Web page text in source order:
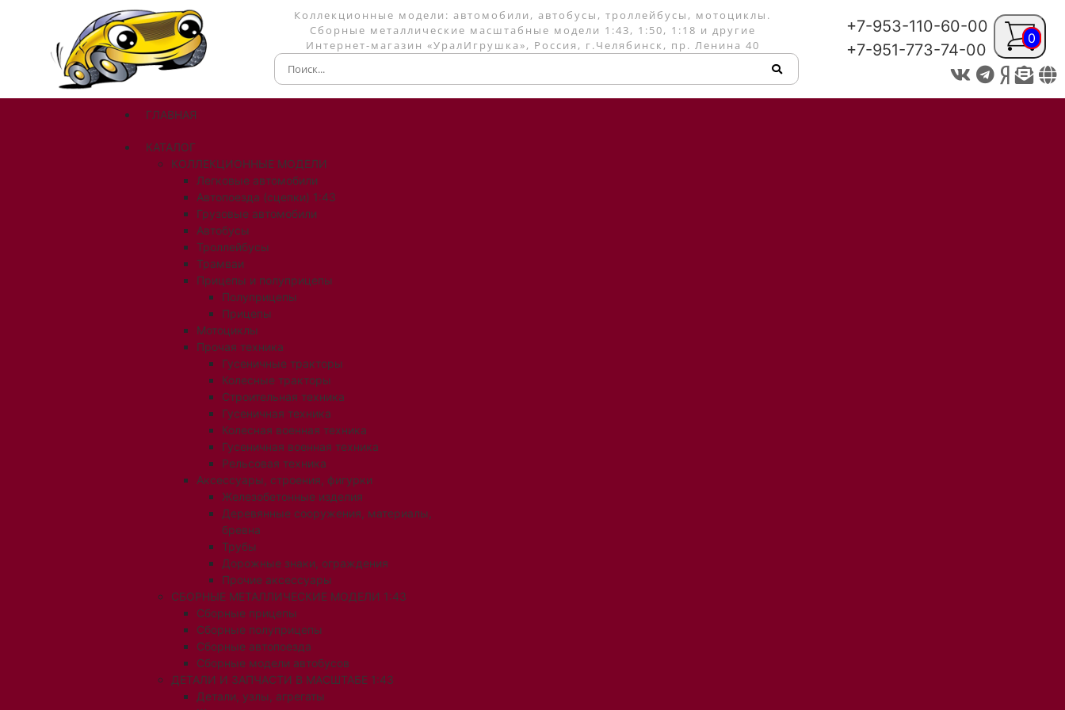
Коллекционные модели: автомобили, автобусы, троллейбусы, мотоциклы.
Сборные металлические масштабные модели 1:43, 1:50, 1:18 и другие
Интернет-магазин «УралИгрушка», Россия, г.Челябинск, пр. Ленина 40
+7-953-110-60-00
+7-951-773-74-00
ГЛАВНАЯ
КАТАЛОГ
КОЛЛЕКЦИОННЫЕ МОДЕЛИ
Легковые автомобили
Автопоезда (сцепки) 1:43
Грузовые автомобили
Автобусы
Троллейбусы
Трамваи
Прицепы и полуприцепы
Полуприцепы
Прицепы
Мотоциклы
Прочая техника
Гусеничные тракторы
Колесные тракторы
Строительная техника
Гусеничная техника
Колесная военная техника
Гусеничная военная техника
Рельсовая техника
Аксессуары, строения, фигурки
Железобетонные изделия
Деревянные сооружения, материалы,
бревна
Трубы
Дорожные знаки, ограждения
Прочие аксессуары
СБОРНЫЕ МЕТАЛЛИЧЕСКИЕ МОДЕЛИ 1:43
Сборные прицепы
Сборные полуприцепы
Сборные автопоезда
Сборные модели автобусов
ДЕТАЛИ И ЗАПЧАСТИ В МАСШТАБЕ 1:43
Детали, узлы, агрегаты
0